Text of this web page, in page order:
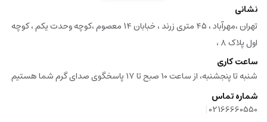
نشانی
تهران ،مهرآباد ، ۴۵ متری زرند ، خبابان ۱۴ معصوم ،کوچه وحدت یکم ، کوچه
اول پلاک ۸ ،
ساعت کاری
شنبه تا پنجشنبه، از ساعت 10 صبح تا 17 پاسخگوی صدای گرم شما هستیم
شماره تماس
02166660550
|